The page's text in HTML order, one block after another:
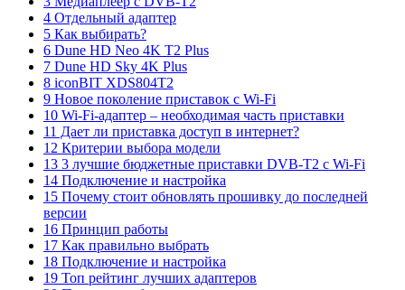
4 Отдельный адаптер
5 Как выбирать?
6 Dune HD Neo 4K T2 Plus
7 Dune HD Sky 4K Plus
8 iconBIT XDS804T2
9 Новое поколение приставок с Wi-Fi
10 Wi-Fi-адаптер – необходимая часть приставки
11 Дает ли приставка доступ в интернет?
12 Критерии выбора модели
13 3 лучшие бюджетные приставки DVB-T2 с Wi-Fi
14 Подключение и настройка
15 Почему стоит обновлять прошивку до последней
версии
16 Принцип работы
17 Как правильно выбрать
18 Подключение и настройка
19 Топ рейтинг лучших адаптеров